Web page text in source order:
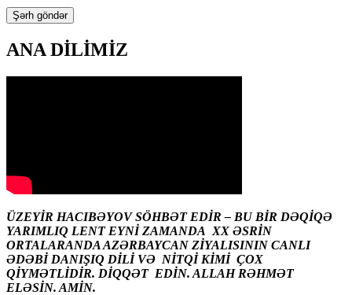
ANA DİLİMİZ
ÜZEYİR HACIBƏYOV SÖHBƏT EDİR – BU BİR DƏQİQƏ
YARIMLIQ LENT EYNİ ZAMANDA XX ƏSRİN
ORTALARANDA AZƏRBAYCAN ZİYALISININ CANLI
ƏDƏBİ DANIŞIQ DİLİ VƏ NİTQİ KİMİ ÇOX
QİYMƏTLİDİR. DİQQƏT EDİN. ALLAH RƏHMƏT
ELƏSİN. AMİN.